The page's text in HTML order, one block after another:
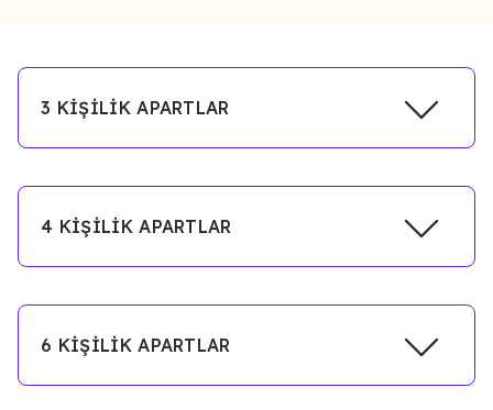
3 KİŞİLİK APARTLAR
4 KİŞİLİK APARTLAR
6 KİŞİLİK APARTLAR